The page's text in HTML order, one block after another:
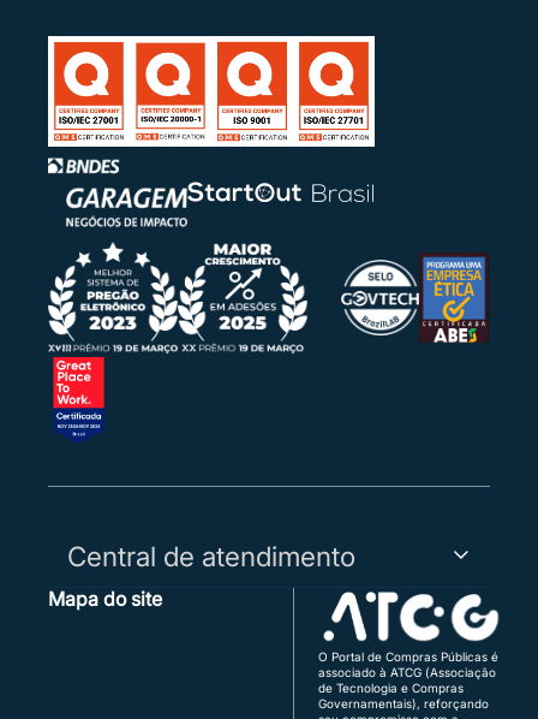
Central de atendimento
Capitais, Regiões Metropolitanas e WhatsApp:
(48) 3771-4672 | (51) 3103-9615
(61) 3120-3700 | (61) 3142-4887
Mapa do site
O Portal de Compras Públicas é
associado à ATCG (Associação
de Tecnologia e Compras
Governamentais), reforçando